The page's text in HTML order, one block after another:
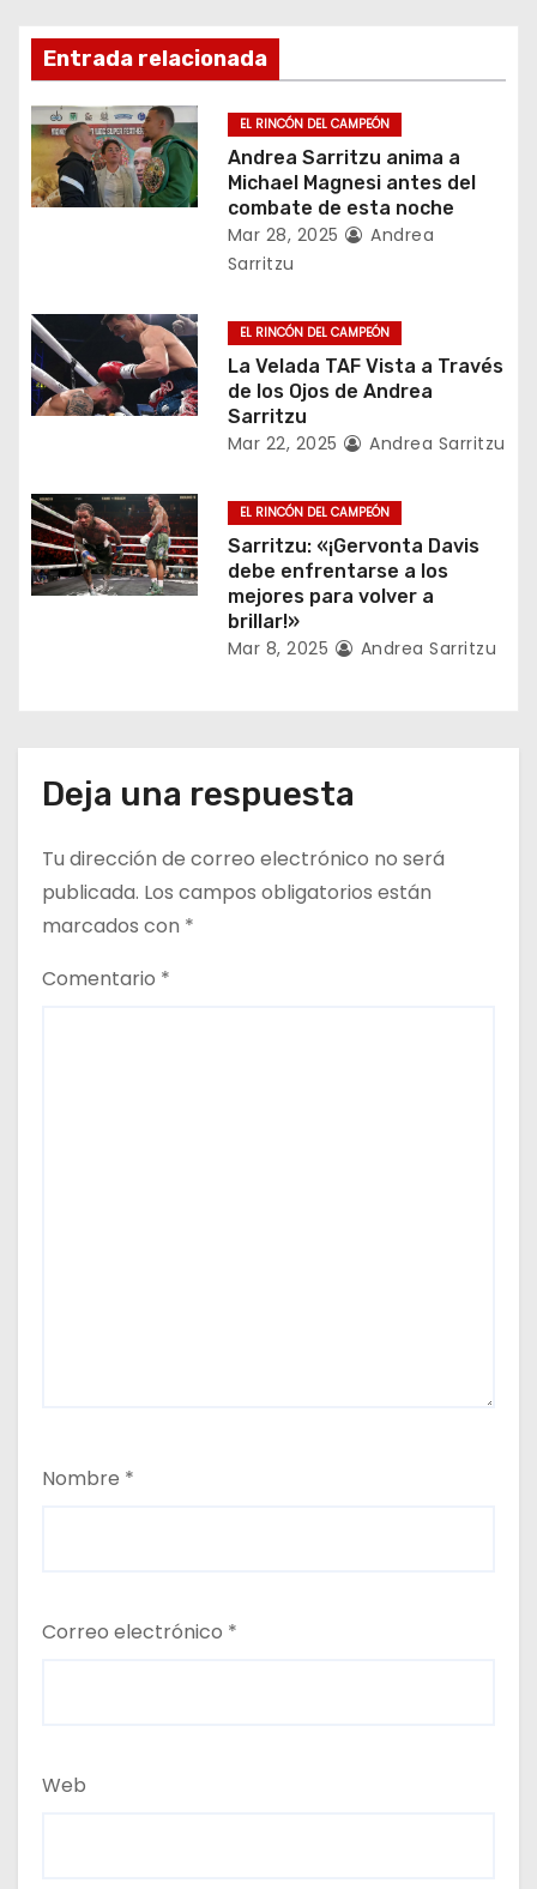
i
ó
n
d
e
n
t
a
d
a
Entrada relacionada
EL RINCÓN DEL CAMPEÓN
Andrea Sarritzu anima a
Michael Magnesi antes del
combate de esta noche
Mar 28, 2025
Andrea
Sarritzu
EL RINCÓN DEL CAMPEÓN
La Velada TAF Vista a Través
de los Ojos de Andrea
Sarritzu
Mar 22, 2025 Andrea Sarritzu
EL RINCÓN DEL CAMPEÓN
Sarritzu: «¡Gervonta Davis
debe enfrentarse a los
mejores para volver a
brillar!»
Mar 8, 2025 Andrea Sarritzu
Deja una respuesta
Tu dirección de correo electrónico no será
publicada. Los campos obligatorios están
marcados con *
Comentario *
Nombre *
Correo electrónico *
Web